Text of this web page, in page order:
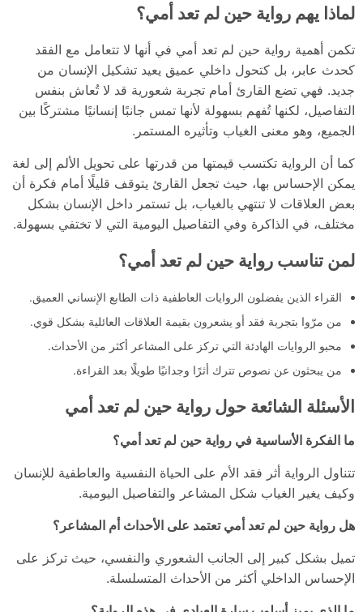
لماذا يهم رواية حين لم تعد أمي؟
تكمن أهمية رواية حين لم تعد أمي في أنها لا تتعامل مع الفقد
كحدث عابر، بل كتحول داخلي عميق يعيد تشكيل الإنسان من
جديد. فهي تضع القارئ أمام تجربة شعورية قد لا تُعاش بنفس
التفاصيل، لكنها تُفهم بسهولة لأنها تمس جانبًا إنسانيًا مشتركًا بين
الجميع، وهو معنى الغياب وتأثيره المستمر.
كما أن الرواية تكتسب قيمتها من قدرتها على تحويل الألم إلى لغة
يمكن الإحساس بها، حيث تجعل القارئ يتوقف قليلًا أمام فكرة أن
بعض العلاقات لا تنتهي بالغياب، بل تستمر داخل الإنسان بشكل
مختلف، في الذاكرة وفي التفاصيل اليومية التي لا تختفي بسهولة.
لمن تناسب رواية حين لم تعد أمي؟
القراء الذين يفضلون الروايات العاطفية ذات الطابع الإنساني العميق.
من مرّوا بتجربة فقد أو يشعرون بقيمة العلاقات العائلية بشكل قوي.
محبو الروايات الهادئة التي تركز على المشاعر أكثر من الأحداث.
من يبحثون عن نصوص تترك أثرًا وجدانيًا طويلًا بعد القراءة.
الأسئلة الشائعة حول رواية حين لم تعد أمي
ما الفكرة الأساسية في رواية حين لم تعد أمي؟
تتناول الرواية أثر فقد الأم على الحياة النفسية والعاطفية للإنسان
وكيف يغير الغياب شكل المشاعر والتفاصيل اليومية.
هل رواية حين لم تعد أمي تعتمد على الأحداث أم المشاعر؟
تميل بشكل كبير إلى الجانب الشعوري والنفسي، حيث تركز على
الإحساس الداخلي أكثر من الأحداث المتسلسلة.